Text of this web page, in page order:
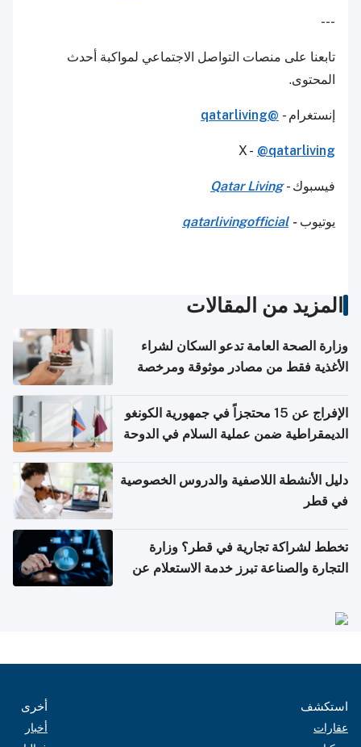
---
تابعنا على منصات التواصل الاجتماعي لمواكبة أحدث
المحتوى.
إنستغرام - @qatarliving
X - @qatarliving
فيسبوك -Qatar Living
يوتيوب-
qatarlivingofficial
المزيد من المقالات
وزارة الصحة العامة تدعو السكان لشراء
الأغذية فقط من مصادر موثوقة ومرخصة
الإفراج عن 15 محتجزاً في جمهورية الكونغو
الديمقراطية ضمن عملية السلام في الدوحة
دليل الأنشطة اللاصفية والدروس الخصوصية
في قطر
تخطط لشراكة تجارية في قطر؟ وزارة
التجارة والصناعة تبرز خدمة الاستعلام عن
استكشف
عقارات
أخرى
أخبار